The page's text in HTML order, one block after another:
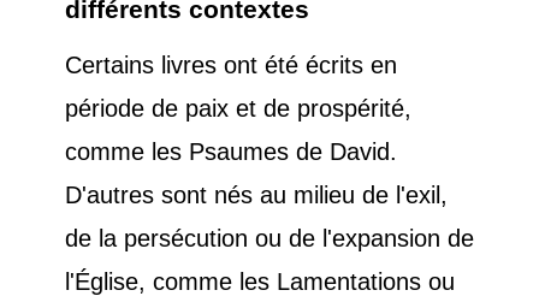
différents contextes
Certains livres ont été écrits en
période de paix et de prospérité,
comme les Psaumes de David.
D'autres sont nés au milieu de l'exil,
de la persécution ou de l'expansion de
l'Église, comme les Lamentations ou